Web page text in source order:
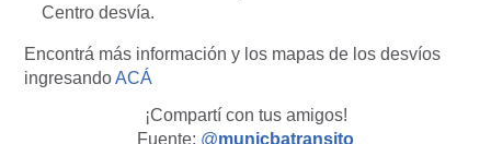
Centro desvía.
Encontrá más información y los mapas de los desvíos
ingresandoACÁ
¡Compartí con tus amigos!
Fuente: @municbatransito